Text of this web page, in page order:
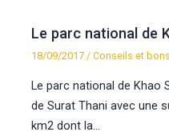
Le parc national de
18/09/2017/Conseils et
Le parc national de Khao
de Surat Thani avec une
km2 dont la…